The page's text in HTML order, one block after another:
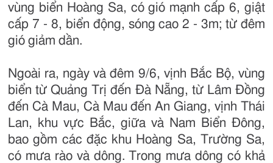
vùng biển Hoàng Sa, có gió mạnh cấp 6, giật
cấp 7 - 8, biển động, sóng cao 2 - 3m; từ đêm
gió giảm dần.
Ngoài ra, ngày và đêm 9/6, vịnh Bắc Bộ, vùng
biển từ Quảng Trị đến Đà Nẵng, từ Lâm Đồng
đến Cà Mau, Cà Mau đến An Giang, vịnh Thái
Lan, khu vực Bắc, giữa và Nam Biển Đông,
bao gồm các đặc khu Hoàng Sa, Trường Sa,
có mưa rào và dông. Trong mưa dông có khả